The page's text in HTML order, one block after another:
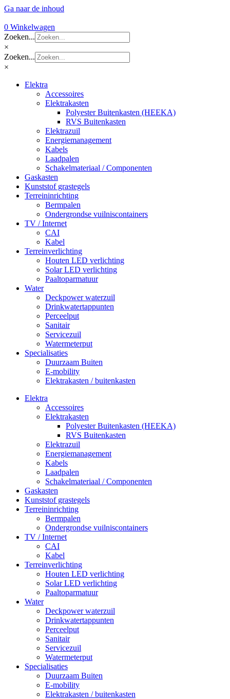
Ga naar de inhoud
0 Winkelwagen
Zoeken...
×
Zoeken...
×
Elektra
Accessoires
Elektrakasten
Polyester Buitenkasten (HEEKA)
RVS Buitenkasten
Elektrazuil
Energiemanagement
Kabels
Laadpalen
Schakelmateriaal / Componenten
Gaskasten
Kunststof grastegels
Terreininrichting
Bermpalen
Ondergrondse vuilniscontainers
TV / Internet
CAI
Kabel
Terreinverlichting
Houten LED verlichting
Solar LED verlichting
Paaltoparmatuur
Water
Deckpower waterzuil
Drinkwatertappunten
Perceelput
Sanitair
Servicezuil
Watermeterput
Specialisaties
Duurzaam Buiten
E-mobility
Elektrakasten / buitenkasten
Elektra
Accessoires
Elektrakasten
Polyester Buitenkasten (HEEKA)
RVS Buitenkasten
Elektrazuil
Energiemanagement
Kabels
Laadpalen
Schakelmateriaal / Componenten
Gaskasten
Kunststof grastegels
Terreininrichting
Bermpalen
Ondergrondse vuilniscontainers
TV / Internet
CAI
Kabel
Terreinverlichting
Houten LED verlichting
Solar LED verlichting
Paaltoparmatuur
Water
Deckpower waterzuil
Drinkwatertappunten
Perceelput
Sanitair
Servicezuil
Watermeterput
Specialisaties
Duurzaam Buiten
E-mobility
Elektrakasten / buitenkasten